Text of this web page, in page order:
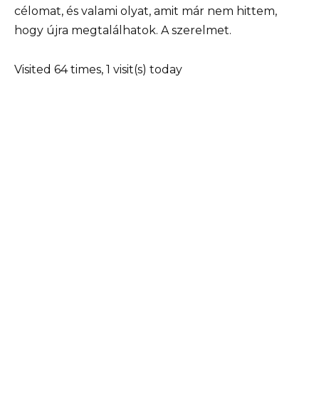
célomat, és valami olyat, amit már nem hittem,
hogy újra megtalálhatok. A szerelmet.
Visited 64 times, 1 visit(s) today